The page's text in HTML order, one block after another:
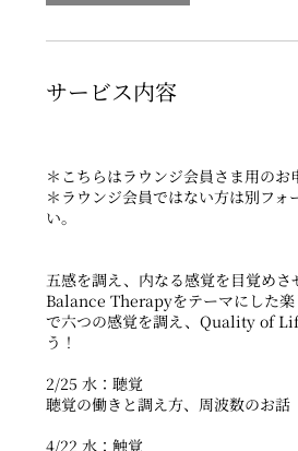
サービス内容
＊こちらはラウンジ会員さま用のお
＊ラウンジ会員ではない方は別フォ
い。
五感を調え、内なる感覚を目覚めさ
Balance Therapyをテーマにした楽
で六つの感覚を調え、Quality of
う！
2/25 水：聴覚
聴覚の働きと調え方、周波数のお話
4/22 水：触覚